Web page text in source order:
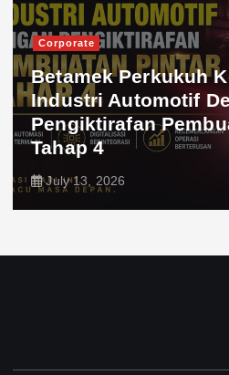
Corporate
Betamek Perkukuh
Industri Automotif
Pengiktirafan
Tahap 4
July 13, 2026